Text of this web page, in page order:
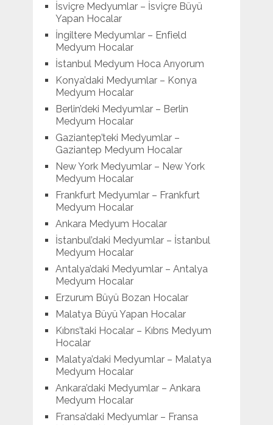
İsviçre Medyumlar – İsviçre Büyü
Yapan Hocalar
İngiltere Medyumlar – Enfield
Medyum Hocalar
İstanbul Medyum Hoca Arıyorum
Konya’daki Medyumlar – Konya
Medyum Hocalar
Berlin’deki Medyumlar – Berlin
Medyum Hocalar
Gaziantep’teki Medyumlar –
Gaziantep Medyum Hocalar
New York Medyumlar – New York
Medyum Hocalar
Frankfurt Medyumlar – Frankfurt
Medyum Hocalar
Ankara Medyum Hocalar
İstanbul’daki Medyumlar – İstanbul
Medyum Hocalar
Antalya’daki Medyumlar – Antalya
Medyum Hocalar
Erzurum Büyü Bozan Hocalar
Malatya Büyü Yapan Hocalar
Kıbrıs’taki Hocalar – Kıbrıs Medyum
Hocalar
Malatya’daki Medyumlar – Malatya
Medyum Hocalar
Ankara’daki Medyumlar – Ankara
Medyum Hocalar
Fransa’daki Medyumlar – Fransa